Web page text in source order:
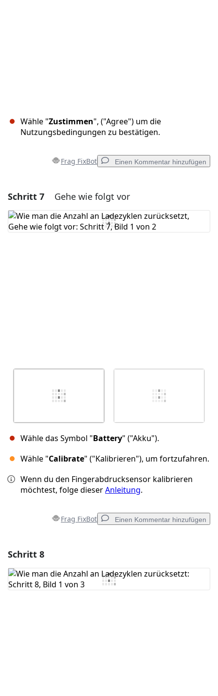
Wähle "Zustimmen", ("Agree") um die
Nutzungsbedingungen zu bestätigen.
Frag FixBot Einen Kommentar hinzufügen
Einen Kommentar hinzufügen
Kommentar hinzufügen
Schritt 7 Gehe wie folgt vor
Wähle das Symbol "Battery" ("Akku").
Wähle "Calibrate" ("Kalibrieren"), um fortzufahren.
Wenn du den Fingerabdrucksensor kalibrieren
möchtest, folge dieserAnleitung.
Frag FixBot Einen Kommentar hinzufügen
Kommentar hinzufügen
Schritt 8